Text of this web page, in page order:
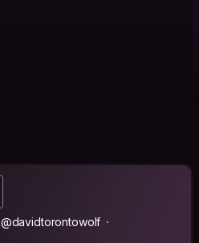
@davidtorontowolf